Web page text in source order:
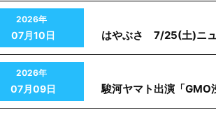
2026年
07月10日 はやぶさ 7/25(土)ニュ
2026年
07月09日 駿河ヤマト出演「